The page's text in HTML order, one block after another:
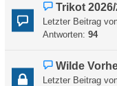
Trikot
Letzter Beitrag
Antworten: 94
Wilde
Letzter Beitrag